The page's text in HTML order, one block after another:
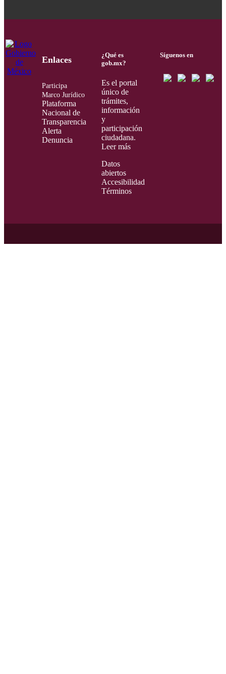
Enlaces
Participa
Marco Jurídico
Plataforma
Nacional de
Transparencia
Alerta
Denuncia
¿Qué es
gob.mx?
Es el portal
único de
trámites,
información
y
participación
ciudadana.
Leer más
Datos
abiertos
Accesibilidad
Términos
Síguenos en